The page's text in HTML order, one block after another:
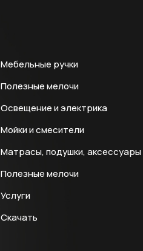
Мебельные ручки
Полезные мелочи
Освещение и электрика
Мойки и смесители
Матрасы, подушки, аксессуары
Полезные мелочи
Услуги
Скачать